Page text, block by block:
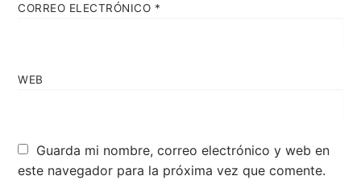
CORREO ELECTRÓNICO *
WEB
Guarda mi nombre, correo electrónico y web en
este navegador para la próxima vez que comente.